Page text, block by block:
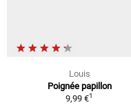
Louis
Poignée papillon
9,99 €1